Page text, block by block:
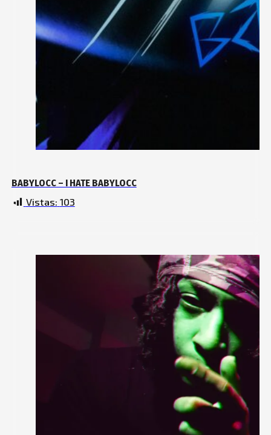
BABYLOCC – I HATE BABYLOCC
Vistas: 103